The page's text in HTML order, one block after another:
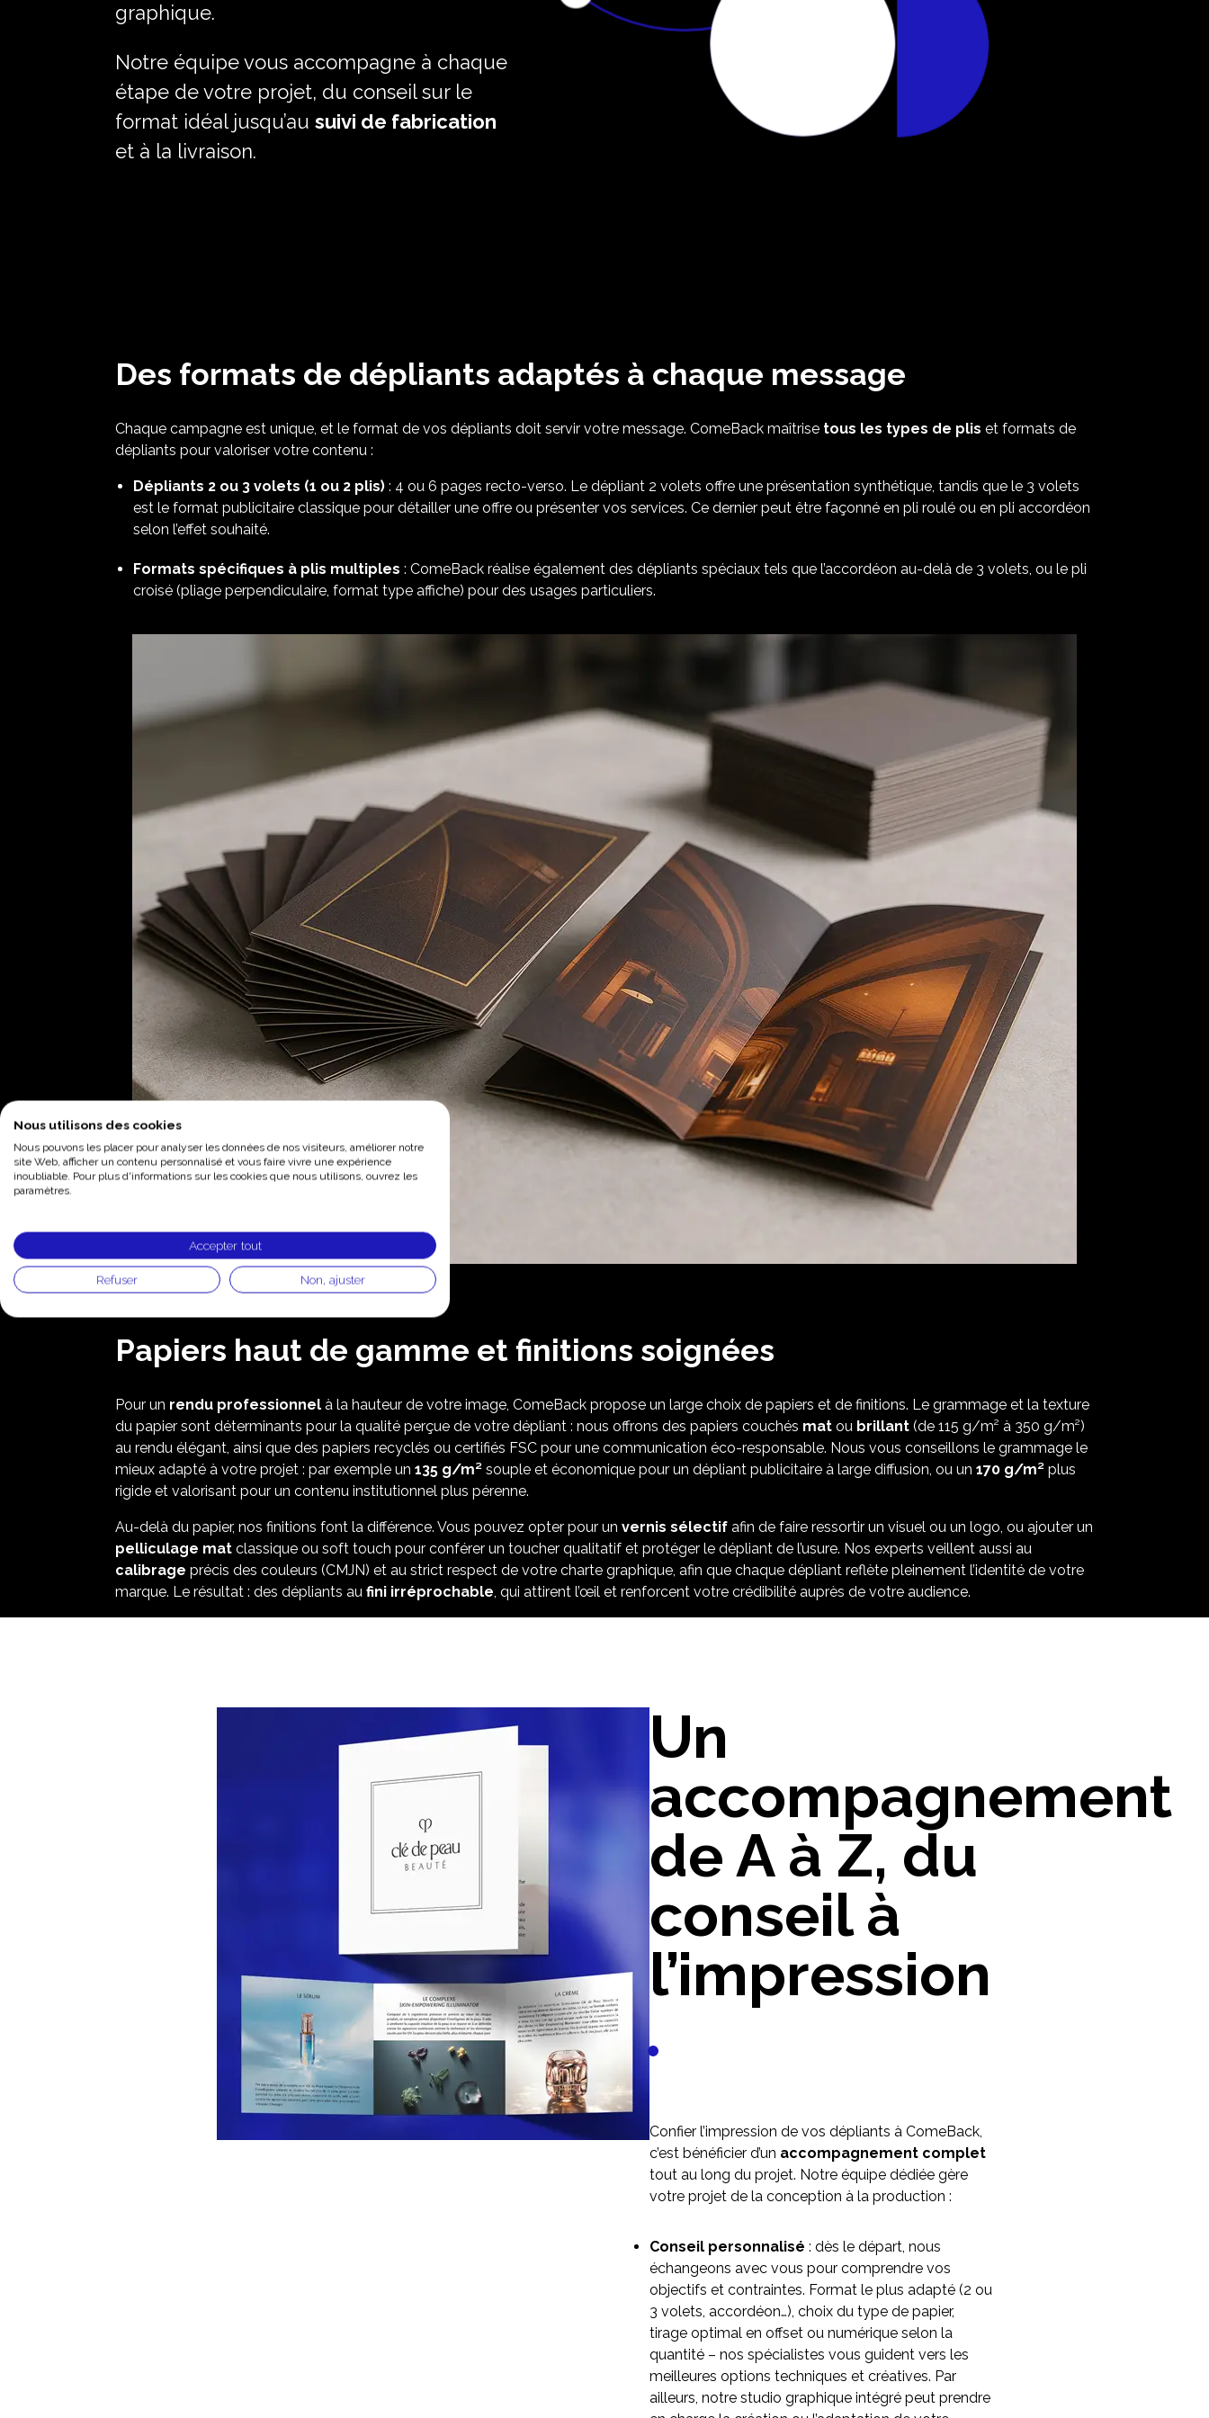
graphique.
Notre équipe vous accompagne à chaque
étape de votre projet, du conseil sur le
format idéal jusqu’au suivi de fabrication
et à la livraison.
Des formats de dépliants adaptés à chaque message
Chaque campagne est unique, et le format de vos dépliants doit servir votre message. ComeBack maîtrise tous les types de plis et formats de
dépliants pour valoriser votre contenu :
Dépliants 2 ou 3 volets (1 ou 2 plis) : 4 ou 6 pages recto-verso. Le dépliant 2 volets offre une présentation synthétique, tandis que le 3 volets
est le format publicitaire classique pour détailler une offre ou présenter vos services. Ce dernier peut être façonné en pli roulé ou en pli accordéon
selon l’effet souhaité.
Formats spécifiques à plis multiples : ComeBack réalise également des dépliants spéciaux tels que l’accordéon au-delà de 3 volets, ou le pli
croisé (pliage perpendiculaire, format type affiche) pour des usages particuliers.
Papiers haut de gamme et finitions soignées
Pour un rendu professionnel à la hauteur de votre image, ComeBack propose un large choix de papiers et de finitions. Le grammage et la texture
du papier sont déterminants pour la qualité perçue de votre dépliant : nous offrons des papiers couchés mat ou brillant (de 115 g/m² à 350 g/m²)
au rendu élégant, ainsi que des papiers recyclés ou certifiés FSC pour une communication éco-responsable. Nous vous conseillons le grammage le
mieux adapté à votre projet : par exemple un 135 g/m² souple et économique pour un dépliant publicitaire à large diffusion, ou un 170 g/m² plus
rigide et valorisant pour un contenu institutionnel plus pérenne.
Au-delà du papier, nos finitions font la différence. Vous pouvez opter pour un vernis sélectif afin de faire ressortir un visuel ou un logo, ou ajouter un
pelliculage mat classique ou soft touch pour conférer un toucher qualitatif et protéger le dépliant de l’usure. Nos experts veillent aussi au
calibrage précis des couleurs (CMJN) et au strict respect de votre charte graphique, afin que chaque dépliant reflète pleinement l’identité de votre
marque. Le résultat : des dépliants au fini irréprochable, qui attirent l’œil et renforcent votre crédibilité auprès de votre audience.
Un
accompagnement
de A à Z, du
conseil à
l’impression
Confier l’impression de vos dépliants à ComeBack,
c’est bénéficier d’un accompagnement complet
tout au long du projet. Notre équipe dédiée gère
votre projet de la conception à la production :
Conseil personnalisé : dès le départ, nous
échangeons avec vous pour comprendre vos
objectifs et contraintes. Format le plus adapté (2 ou
3 volets, accordéon…), choix du type de papier,
tirage optimal en offset ou numérique selon la
quantité – nos spécialistes vous guident vers les
meilleures options techniques et créatives. Par
ailleurs, notre studio graphique intégré peut prendre
Nous utilisons des cookies
Nous pouvons les placer pour analyser les données de nos visiteurs, améliorer notre
site Web, afficher un contenu personnalisé et vous faire vivre une expérience
inoubliable. Pour plus d'informations sur les cookies que nous utilisons, ouvrez les
paramètres.
Accepter tout
Refuser Non, ajuster